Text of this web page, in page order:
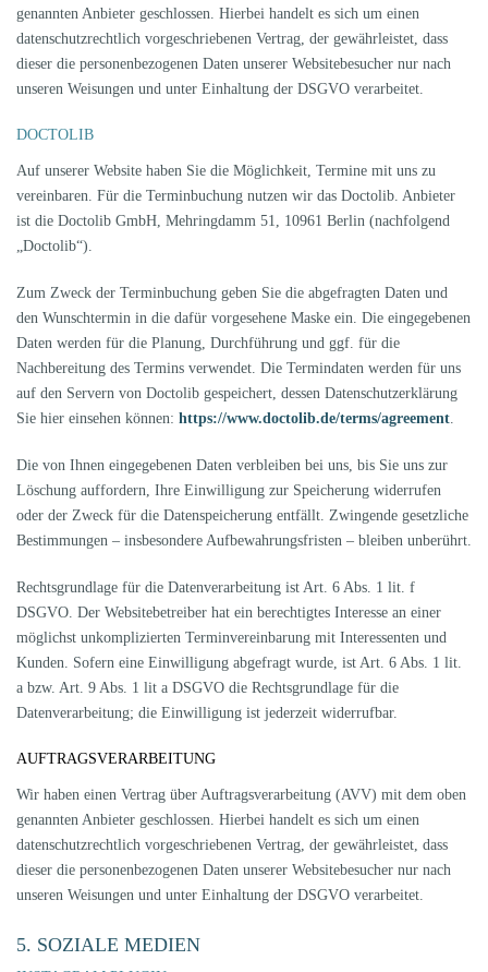
genannten Anbieter geschlossen. Hierbei handelt es sich um einen
datenschutzrechtlich vorgeschriebenen Vertrag, der gewährleistet, dass
dieser die personenbezogenen Daten unserer Websitebesucher nur nach
unseren Weisungen und unter Einhaltung der DSGVO verarbeitet.
DOCTOLIB
Auf unserer Website haben Sie die Möglichkeit, Termine mit uns zu
vereinbaren. Für die Terminbuchung nutzen wir das Doctolib. Anbieter
ist die Doctolib GmbH, Mehringdamm 51, 10961 Berlin (nachfolgend
„Doctolib“).
Zum Zweck der Terminbuchung geben Sie die abgefragten Daten und
den Wunschtermin in die dafür vorgesehene Maske ein. Die eingegebenen
Daten werden für die Planung, Durchführung und ggf. für die
Nachbereitung des Termins verwendet. Die Termindaten werden für uns
auf den Servern von Doctolib gespeichert, dessen Datenschutzerklärung
Sie hier einsehen können: https://www.doctolib.de/terms/agreement.
Die von Ihnen eingegebenen Daten verbleiben bei uns, bis Sie uns zur
Löschung auffordern, Ihre Einwilligung zur Speicherung widerrufen
oder der Zweck für die Datenspeicherung entfällt. Zwingende gesetzliche
Bestimmungen – insbesondere Aufbewahrungsfristen – bleiben unberührt.
Rechtsgrundlage für die Datenverarbeitung ist Art. 6 Abs. 1 lit. f
DSGVO. Der Websitebetreiber hat ein berechtigtes Interesse an einer
möglichst unkomplizierten Terminvereinbarung mit Interessenten und
Kunden. Sofern eine Einwilligung abgefragt wurde, ist Art. 6 Abs. 1 lit.
a bzw. Art. 9 Abs. 1 lit a DSGVO die Rechtsgrundlage für die
Datenverarbeitung; die Einwilligung ist jederzeit widerrufbar.
AUFTRAGSVERARBEITUNG
Wir haben einen Vertrag über Auftragsverarbeitung (AVV) mit dem oben
genannten Anbieter geschlossen. Hierbei handelt es sich um einen
datenschutzrechtlich vorgeschriebenen Vertrag, der gewährleistet, dass
dieser die personenbezogenen Daten unserer Websitebesucher nur nach
unseren Weisungen und unter Einhaltung der DSGVO verarbeitet.
5. SOZIALE MEDIEN